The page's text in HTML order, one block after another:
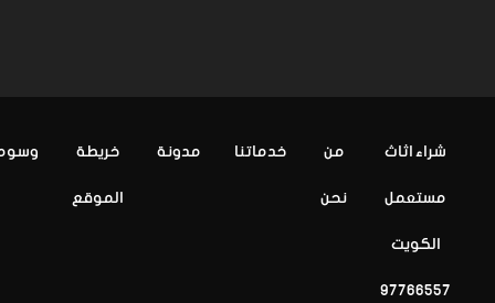
شراء اثاث
مستعمل
الكويت
97766557
من
نحن
خدماتنا مدونة خريطة
الموقع